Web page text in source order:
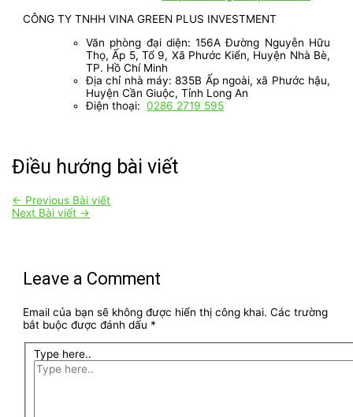
CÔNG TY TNHH VINA GREEN PLUS INVESTMENT
Văn phòng đại diện: 156A Đường Nguyễn Hữu
Thọ, Ấp 5, Tổ 9, Xã Phước Kiển, Huyện Nhà Bè,
TP. Hồ Chí Minh
Địa chỉ nhà máy: 835B Ấp ngoài, xã Phước hậu,
Huyện Cần Giuộc, Tỉnh Long An
Điện thoại:0286 2719 595
Điều hướng bài viết
← Previous Bài viết
Next Bài viết →
Leave a Comment
Email của bạn sẽ không được hiển thị công khai. Các trường
bắt buộc được đánh dấu *
Type here..